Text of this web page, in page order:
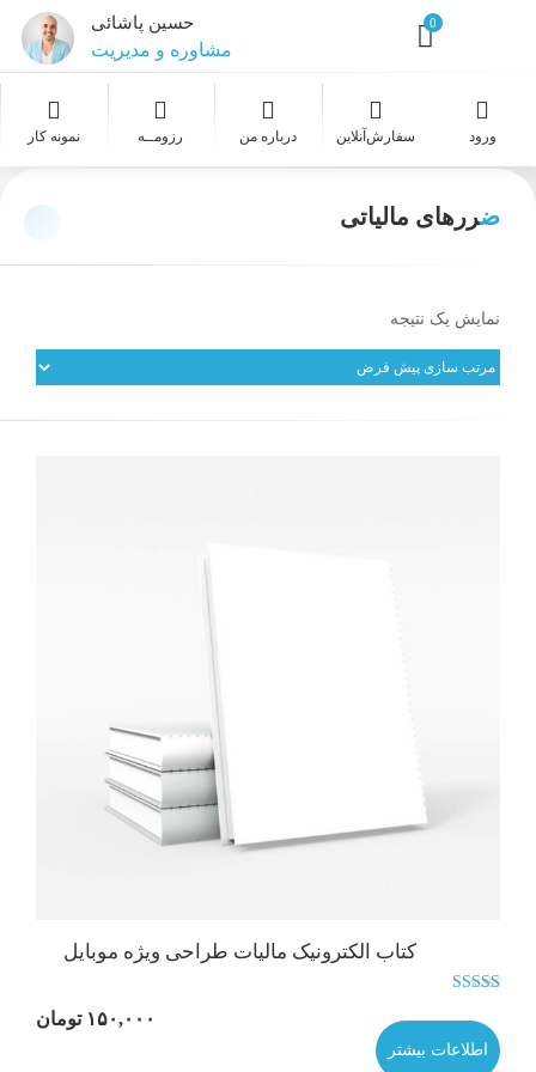
حسین پاشائی
مشاوره و مدیریت
0
ورود سفارش‌‌آنلاین درباره من رزومــه نمونه کار
ضررهای مالیاتی
نمایش یک نتیجه
کتاب الکترونیک مالیات طراحی ویژه موبایل
5.00
از 5
۱۵۰,۰۰۰ تومان
اطلاعات بیشتر